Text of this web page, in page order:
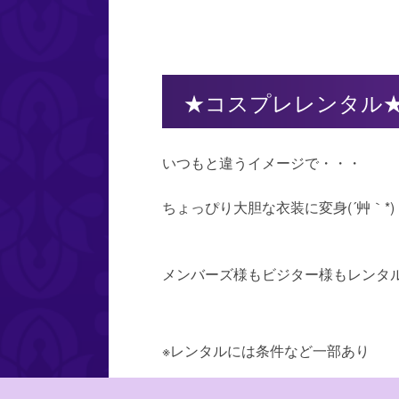
★コスプレレンタル
いつもと違うイメージで・・・
ちょっぴり大胆な衣装に変身(´艸｀*)
メンバーズ様もビジター様もレンタ
※レンタルには条件など一部あり